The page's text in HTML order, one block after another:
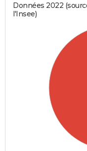
Données 2022
l'Insee)